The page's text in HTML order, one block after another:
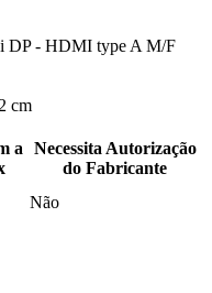
- HDMI type A M/F
cm
a
Necessita Autorização
do Fabricante
Não